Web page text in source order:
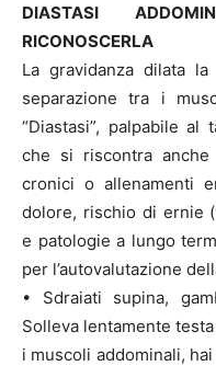
DIASTASI
RICONOSCERLA
La gravidanza dilata
separazione tra i
“Diastasi”, palpabile
che si riscontra
cronici o allenamenti
dolore, rischio di ernie
e patologie a lungo
per l’autovalutazione
• Sdraiati supina,
Solleva lentamente
i muscoli addominali,